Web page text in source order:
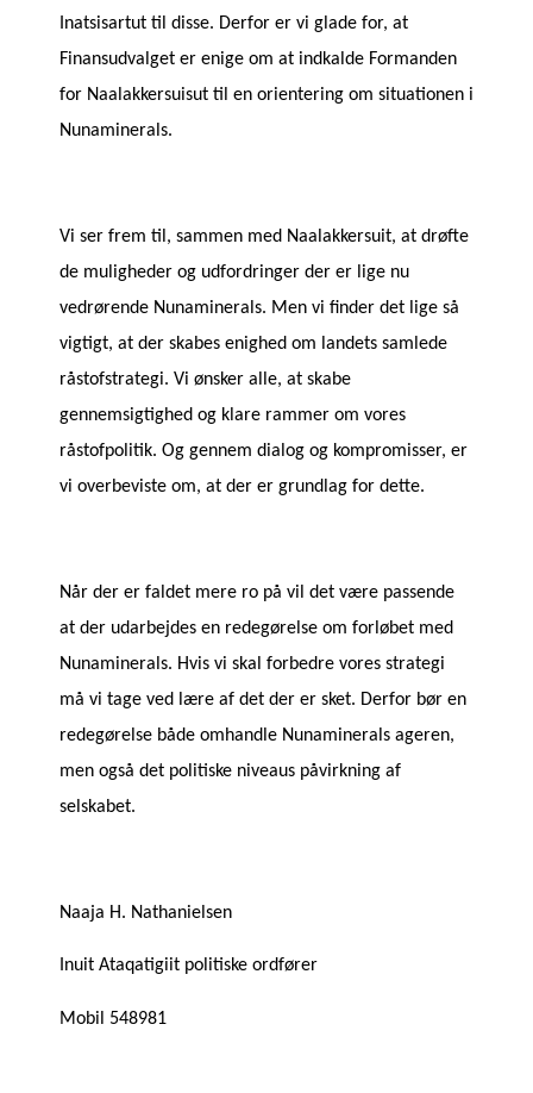
Inatsisartut til disse. Derfor er vi glade for, at
Finansudvalget er enige om at indkalde Formanden
for Naalakkersuisut til en orientering om situationen i
Nunaminerals.
Vi ser frem til, sammen med Naalakkersuit, at drøfte
de muligheder og udfordringer der er lige nu
vedrørende Nunaminerals. Men vi finder det lige så
vigtigt, at der skabes enighed om landets samlede
råstofstrategi. Vi ønsker alle, at skabe
gennemsigtighed og klare rammer om vores
råstofpolitik. Og gennem dialog og kompromisser, er
vi overbeviste om, at der er grundlag for dette.
Når der er faldet mere ro på vil det være passende
at der udarbejdes en redegørelse om forløbet med
Nunaminerals. Hvis vi skal forbedre vores strategi
må vi tage ved lære af det der er sket. Derfor bør en
redegørelse både omhandle Nunaminerals ageren,
men også det politiske niveaus påvirkning af
selskabet.
Naaja H. Nathanielsen
Inuit Ataqatigiit politiske ordfører
Mobil 548981